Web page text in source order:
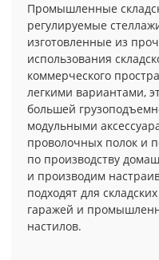
Промышленные
регулируемые
изготовленные из
использования
коммерческого
легкими вариантами,
большей
модульными
проволочных полок и
по производству
и производим
подходят для
гаражей и
настилов.